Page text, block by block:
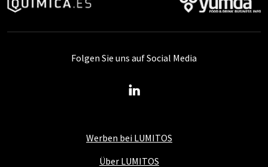
Werben bei LUMITOS
Über LUMITOS
Folgen Sie uns auf Social Media